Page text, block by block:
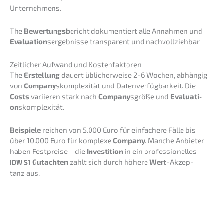
Unternehmens.
The Bewer­tungsbericht dokumen­tiert alle Annah­men und
Evalua­ti­onsergeb­nis­se trans­pa­rent und nachvollziehbar.
Zeitli­cher Aufwand und Kostenfaktoren
The Erstel­lung dauert üblicher­wei­se 2-6 Wochen, abhän­gig
von Compa­nyskomple­xi­tät und Daten­ver­füg­bar­keit. Die
Costsvariie­ren stark nach Compa­nysgröße und Evalua­ti­
onskomple­xi­tät.
Beispie­le reichen von 5.000 Euro für einfa­che­re Fälle bis
über 10.000 Euro für komple­xeCompa­ny. Manche Anbie­ter
haben Festprei­se – die Inves­ti­ti­on in ein profes­sio­nel­les
IDWS1 Gutach­ten zahlt sich durch höhereWert-Akzep­
tanz aus.